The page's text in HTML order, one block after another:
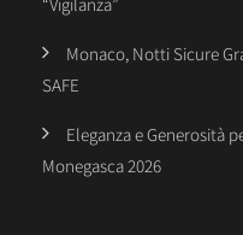
Monaco, Notti Sicure
SAFE
Eleganza e Generosità
Monegasca 2026